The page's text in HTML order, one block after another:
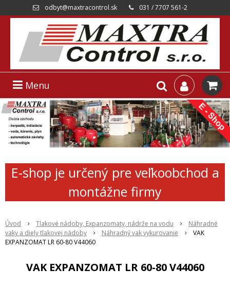
odbyt@maxtracontrol.sk 031 / 7707 561-2
Menu
E-shop je určený pre veľkoobchod a
montážne firmy
Úvod Tlakové nádoby, Expanzomaty, nádrže na vodu
Náhradné
vaky a diely tlakovej nádoby
Náhradný vak vykurovanie
VAK
EXPANZOMAT LR 60-80 V44060
VAK EXPANZOMAT LR 60-80 V44060